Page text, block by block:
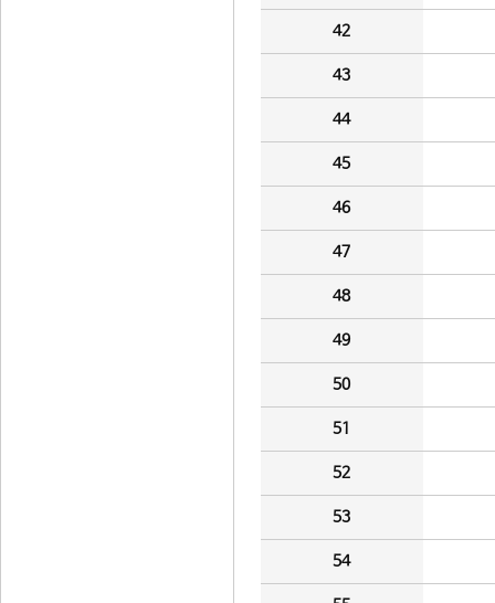
42
43
44
45
46
47
48
49
50
51
52
53
54